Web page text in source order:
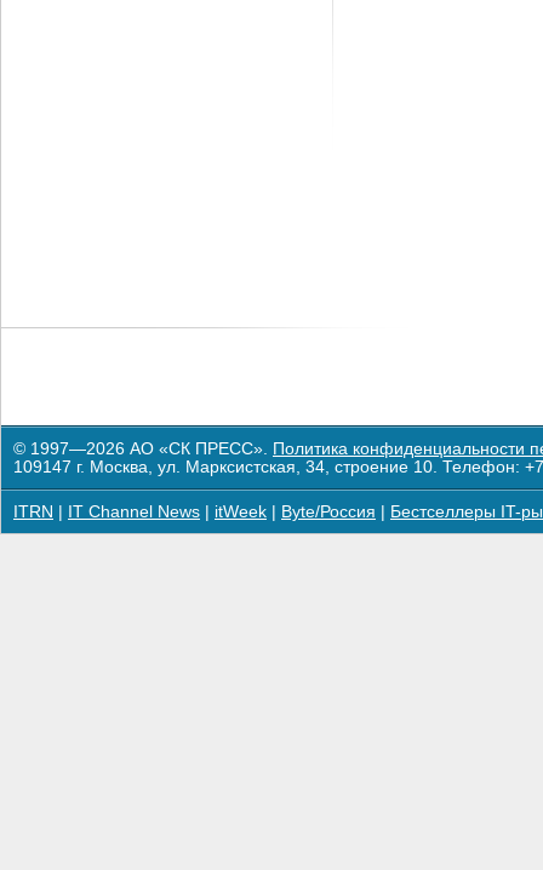
© 1997—2026 АО «СК ПРЕСС». Политика конфиденциальности
109147 г. Москва, ул. Марксистская, 34, строение 10. Телефон:
ITRN IT Channel News itWeek Byte/Россия Бестселлеры IT-